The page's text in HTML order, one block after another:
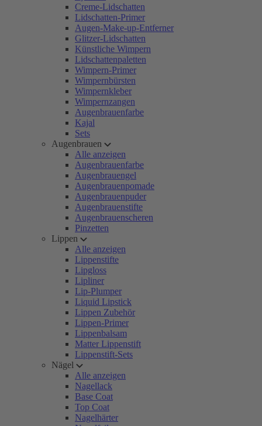
Creme-Lidschatten
Lidschatten-Primer
Augen-Make-up-Entferner
Glitzer-Lidschatten
Künstliche Wimpern
Lidschattenpaletten
Wimpern-Primer
Wimpernbürsten
Wimpernkleber
Wimpernzangen
Augenbrauenfarbe
Kajal
Sets
Augenbrauen
Alle anzeigen
Augenbrauenfarbe
Augenbrauengel
Augenbrauenpomade
Augenbrauenpuder
Augenbrauenstifte
Augenbrauenscheren
Pinzetten
Lippen
Alle anzeigen
Lippenstifte
Lipgloss
Lipliner
Lip-Plumper
Liquid Lipstick
Lippen Zubehör
Lippen-Primer
Lippenbalsam
Matter Lippenstift
Lippenstift-Sets
Nägel
Alle anzeigen
Nagellack
Base Coat
Top Coat
Nagelhärter